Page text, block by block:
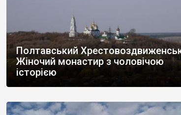
Полтавський
Жіночий монастир з чоловічою
історією